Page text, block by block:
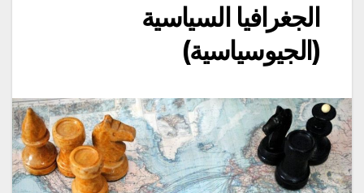
الجغرافيا السياسية
(الجيوسياسية)